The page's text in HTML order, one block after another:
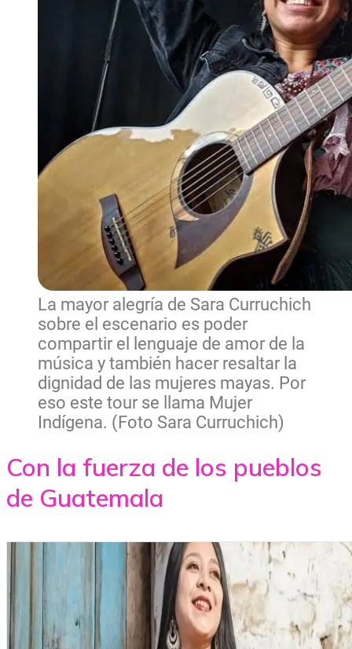
La mayor alegría de Sara Curruchich
sobre el escenario es poder
compartir el lenguaje de amor de la
música y también hacer resaltar la
dignidad de las mujeres mayas. Por
eso este tour se llama Mujer
Indígena. (Foto Sara Curruchich)
Con la fuerza de los pueblos
de Guatemala